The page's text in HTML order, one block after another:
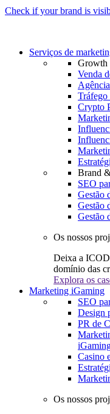
Check if your brand is
Serviços de
Growth
Venda
Crypto
Brand
SEO
Gestão
Gestão
Gestão
Os nossos
Deixa a
domínio das
Explora os
Marketing iGaming
SEO
Design
PR de
Casino
Os nossos